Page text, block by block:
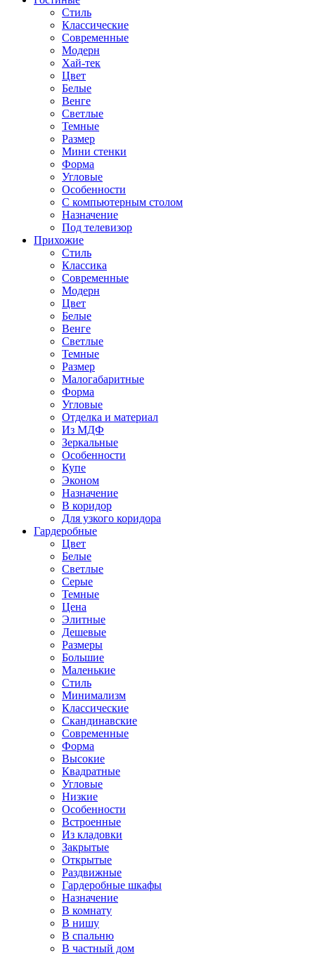
Стиль
Классические
Современные
Модерн
Хай-тек
Цвет
Белые
Венге
Светлые
Темные
Размер
Мини стенки
Форма
Угловые
Особенности
С компьютерным столом
Назначение
Под телевизор
Прихожие
Стиль
Классика
Современные
Модерн
Цвет
Белые
Венге
Светлые
Темные
Размер
Малогабаритные
Форма
Угловые
Отделка и материал
Из МДФ
Зеркальные
Особенности
Купе
Эконом
Назначение
В коридор
Для узкого коридора
Гардеробные
Цвет
Белые
Светлые
Серые
Темные
Цена
Элитные
Дешевые
Размеры
Большие
Маленькие
Стиль
Минимализм
Классические
Скандинавские
Современные
Форма
Высокие
Квадратные
Угловые
Низкие
Особенности
Встроенные
Из кладовки
Закрытые
Открытые
Раздвижные
Гардеробные шкафы
Назначение
В комнату
В нишу
В спальню
В частный дом